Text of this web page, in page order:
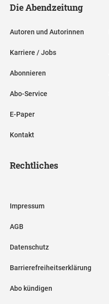
Die Abendzeitung
Autoren und Autorinnen
Karriere / Jobs
Abonnieren
Abo-Service
E-Paper
Kontakt
Rechtliches
Impressum
AGB
Datenschutz
Barrierefreiheitserklärung
Abo kündigen